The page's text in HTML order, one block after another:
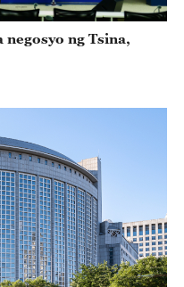
negosyo ng Tsina,